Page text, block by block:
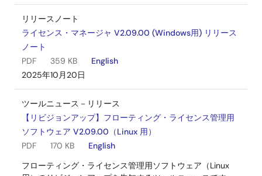
リリースノート
ライセンス・マネージャ V2.09.00 (Windows用) リリース
ノート
PDF
359 KB
English
2025年10月20日
ツールニュース－リリース
【リビジョンアップ】フローティング・ライセンス管理用
ソフトウェア V2.09.00（Linux 用）
PDF
170 KB
English
フローティング・ライセンス管理用ソフトウェア（Linux